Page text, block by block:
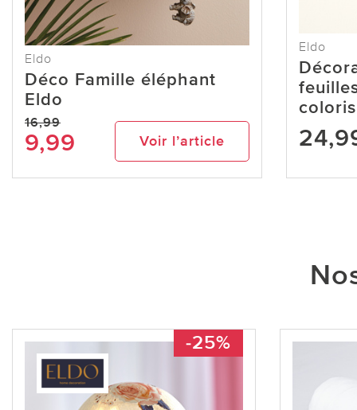
Eldo
Déco Famille éléphant
Eldo
16,99
9,99 Voir l’article
Eldo
-25%